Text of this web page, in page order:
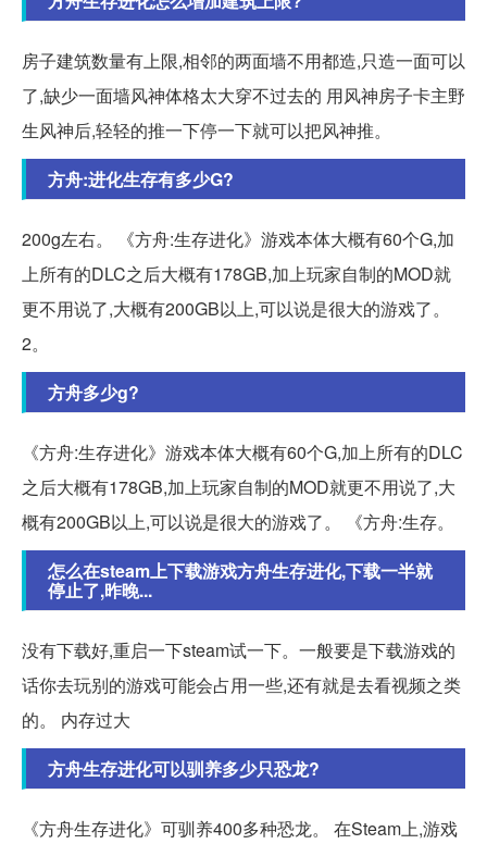
房子建筑数量有上限,相邻的两面墙不用都造,只造一面可以
了,缺少一面墙风神体格太大穿不过去的 用风神房子卡主野
生风神后,轻轻的推一下停一下就可以把风神推。
方舟:进化生存有多少G?
200g左右。 《方舟:生存进化》游戏本体大概有60个G,加
上所有的DLC之后大概有178GB,加上玩家自制的MOD就
更不用说了,大概有200GB以上,可以说是很大的游戏了。
2。
方舟多少g?
《方舟:生存进化》游戏本体大概有60个G,加上所有的DLC
之后大概有178GB,加上玩家自制的MOD就更不用说了,大
概有200GB以上,可以说是很大的游戏了。 《方舟:生存。
怎么在steam上下载游戏方舟生存进化,下载一半就
停止了,昨晚...
没有下载好,重启一下steam试一下。一般要是下载游戏的
话你去玩别的游戏可能会占用一些,还有就是去看视频之类
的。 内存过大
方舟生存进化可以驯养多少只恐龙?
《方舟生存进化》可驯养400多种恐龙。 在Steam上,游戏